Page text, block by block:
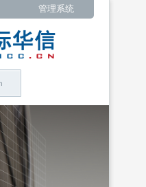
管理系统